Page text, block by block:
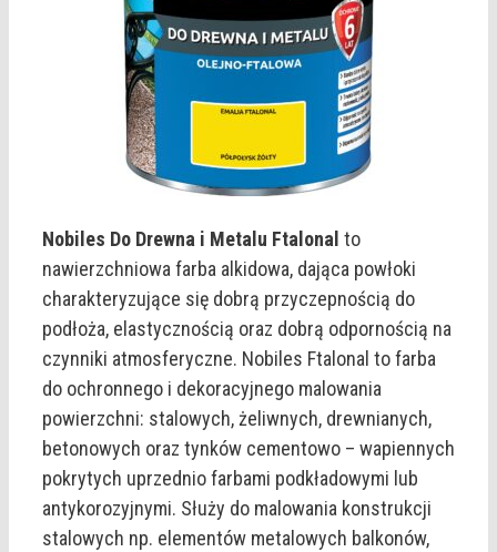
Nobiles Do Drewna i Metalu Ftalonal to
nawierzchniowa farba alkidowa, dająca powłoki
charakteryzujące się dobrą przyczepnością do
podłoża, elastycznością oraz dobrą odpornością na
czynniki atmosferyczne. Nobiles Ftalonal to farba
do ochronnego i dekoracyjnego malowania
powierzchni: stalowych, żeliwnych, drewnianych,
betonowych oraz tynków cementowo – wapiennych
pokrytych uprzednio farbami podkładowymi lub
antykorozyjnymi. Służy do malowania konstrukcji
stalowych np. elementów metalowych balkonów,